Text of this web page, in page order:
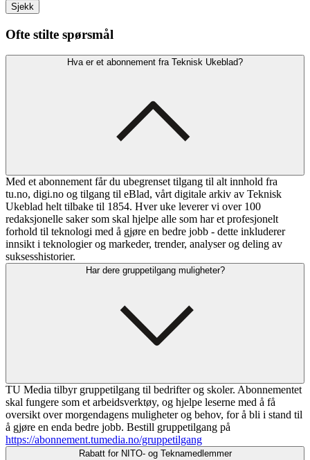
Sjekk
Ofte stilte spørsmål
Hva er et abonnement fra Teknisk Ukeblad?
Med et abonnement får du ubegrenset tilgang til alt innhold fra
tu.no, digi.no og tilgang til eBlad, vårt digitale arkiv av Teknisk
Ukeblad helt tilbake til 1854. Hver uke leverer vi over 100
redaksjonelle saker som skal hjelpe alle som har et profesjonelt
forhold til teknologi med å gjøre en bedre jobb - dette inkluderer
innsikt i teknologier og markeder, trender, analyser og deling av
suksesshistorier.
Har dere gruppetilgang muligheter?
TU Media tilbyr gruppetilgang til bedrifter og skoler. Abonnementet
skal fungere som et arbeidsverktøy, og hjelpe leserne med å få
oversikt over morgendagens muligheter og behov, for å bli i stand til
å gjøre en enda bedre jobb. Bestill gruppetilgang på
https://abonnement.tumedia.no/gruppetilgang
Rabatt for NITO- og Teknamedlemmer